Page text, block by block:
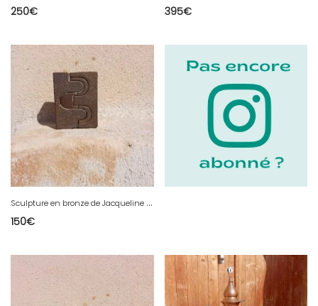
250€
395€
S
culpture en bronze de Jacqueline Badord
150€